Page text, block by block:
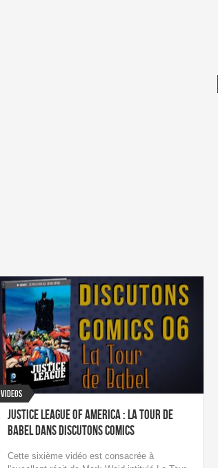
Videos
Justice League of America : La Tour de
Babel dans Discutons Comics
Cette sixième vidéo est consacrée à